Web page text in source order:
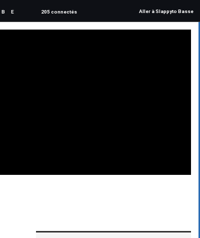
B E 205 connectés Aller à Slappyto Basse